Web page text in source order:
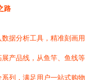
路
据分析工具，精准刻画用
产品线，从鱼竿、鱼线等
列，满足用户一站式购物